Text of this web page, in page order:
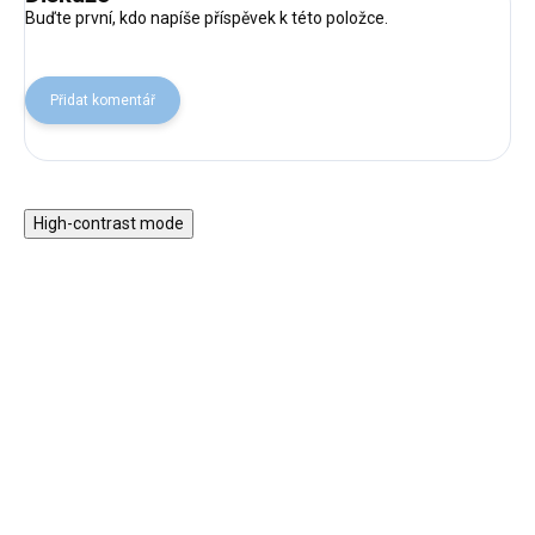
Buďte první, kdo napíše příspěvek k této položce.
Přidat komentář
High-contrast mode